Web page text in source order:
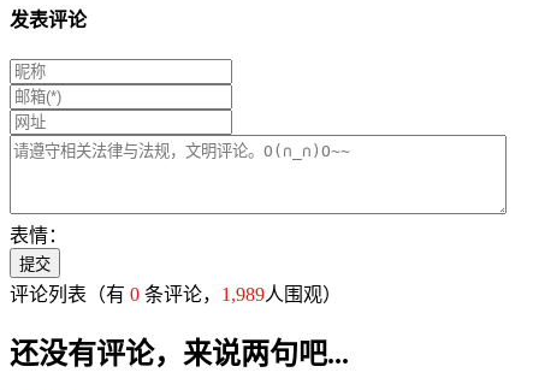
发表评论
表情：
评论列表 （有 0 条评论， 1,989人围观）
还没有评论，来说两句吧...